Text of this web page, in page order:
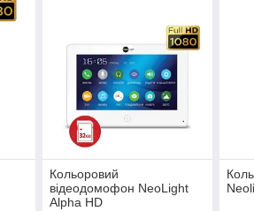
Кольоровий
відеодомофон NeoLight
Alpha HD